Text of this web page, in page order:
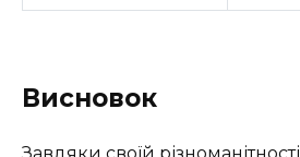
Висновок